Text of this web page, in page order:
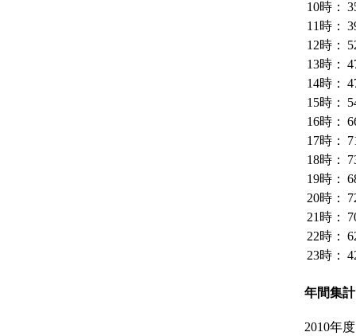
10時：
11時：
12時：
13時：
14時：
15時：
16時：
17時：
18時：
19時：
20時：
21時：
22時：
23時：
年間集計
2010年